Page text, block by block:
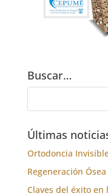
Buscar…
Últimas
Ortodoncia
Regeneración
Claves del éxito en